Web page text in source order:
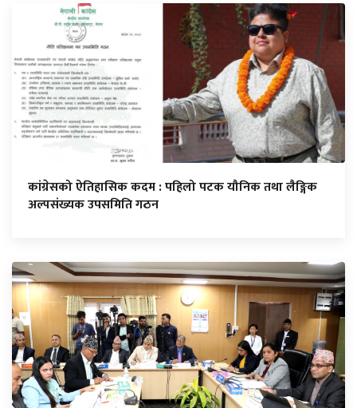
कांग्रेसको ऐतिहासिक कदम : पहिलो पटक यौनिक तथा लैङ्गिक
अल्पसंख्यक उपसमिति गठन